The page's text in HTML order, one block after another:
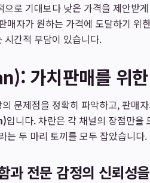
으로 기대보다 낮은 가격을 제안받
매자가 원하는 가격에 도달하기 위
시간적 부담이 있습니다.
가치판매를 위
문제점을 정확히 파악하고, 판매
입니다. 차란은 각 채널의 장점만
는 두 마리 토끼를 모두 잡았습니다.
과 전문 감정의 신뢰성